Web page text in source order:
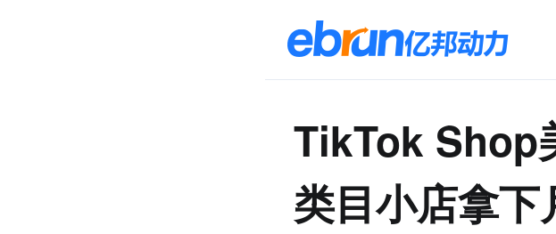
TikTok Shop
类目小店拿